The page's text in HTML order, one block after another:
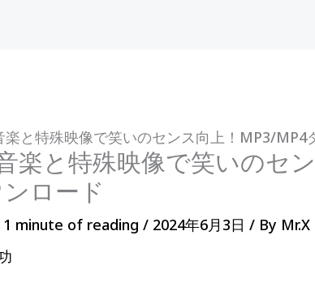
楽と特殊映像で笑いのセンス向上！MP3/MP4
楽と特殊映像で笑いのセン
ロード
1 minute of reading / 2024年6月3日/ By